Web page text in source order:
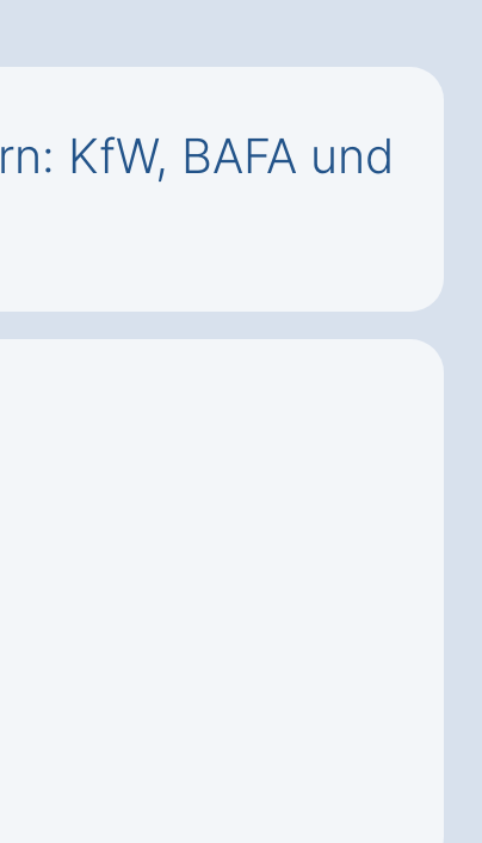
KfW, BAFA und